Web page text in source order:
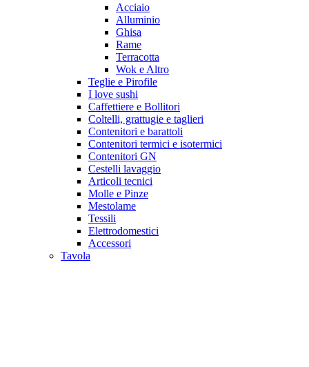
Acciaio
Alluminio
Ghisa
Rame
Terracotta
Wok e Altro
Teglie e Pirofile
I love sushi
Caffettiere e Bollitori
Coltelli, grattugie e taglieri
Contenitori e barattoli
Contenitori termici e isotermici
Contenitori GN
Cestelli lavaggio
Articoli tecnici
Molle e Pinze
Mestolame
Tessili
Elettrodomestici
Accessori
Tavola